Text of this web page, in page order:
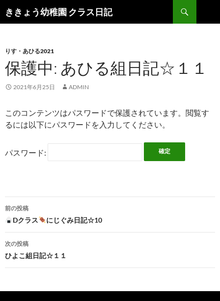
ききょう幼稚園 クラス日記
索
ン
ツ
へ
ス
プ
りす・あひる2021
保護中: あひる組日記☆１１
2021年6月25日 ADMIN
このコンテンツはパスワードで保護されています。閲覧す
るには以下にパスワードを入力してください。
パスワード:
投
稿
ナ
ゲ
前の投稿
Dクラス にじぐみ日記☆10
次の投稿
ひよこ組日記☆１１